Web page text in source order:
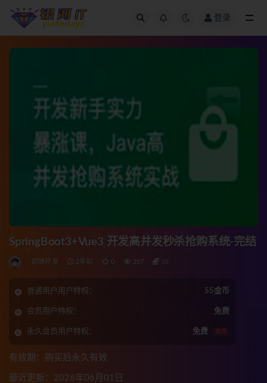
登录
SpringBoot3+Vue3 开发高并发秒杀抢购系统-完结
前端开发 2年前 0 257 55
普通用户用户特权： 55金币
会员用户特权： 免费
永久会员用户特权： 免费 推荐
有效期：购买后永久有效
最近更新：2026年06月01日